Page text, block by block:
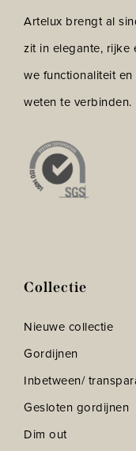
Artelux brengt al
zit in elegante,
we functionaliteit
weten te verbinden.
Collectie
Nieuwe collectie
Gordijnen
Inbetween/
Gesloten gordijnen
Dim out